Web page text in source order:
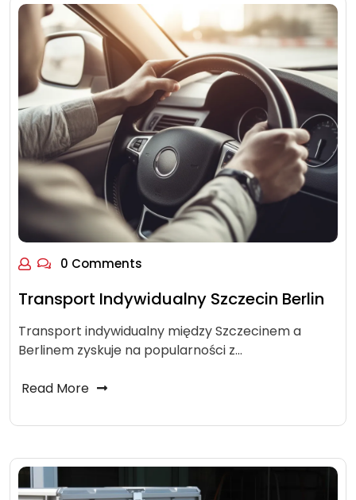
0 Comments
Transport Indywidualny Szczecin Berlin
Transport indywidualny między Szczecinem a
Berlinem zyskuje na popularności z…
Read More